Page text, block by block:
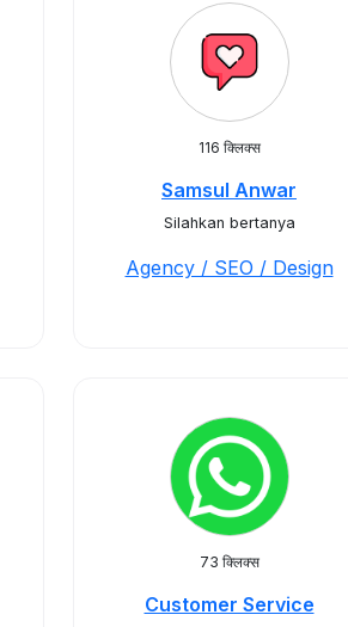
116 क्लिक्स
Samsul Anwar
Silahkan bertanya
Agency / SEO / Design
73 क्लिक्स
Customer Service